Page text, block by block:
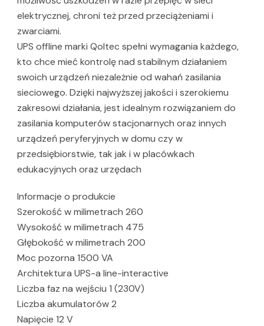
elektrycznej, chroni też przed przeciążeniami i
zwarciami.
UPS offline marki Qoltec spełni wymagania każdego,
kto chce mieć kontrolę nad stabilnym działaniem
swoich urządzeń niezależnie od wahań zasilania
sieciowego. Dzięki najwyższej jakości i szerokiemu
zakresowi działania, jest idealnym rozwiązaniem do
zasilania komputerów stacjonarnych oraz innych
urządzeń peryferyjnych w domu czy w
przedsiębiorstwie, tak jak i w placówkach
edukacyjnych oraz urzędach
Informacje o produkcie
Szerokość w milimetrach 260
Wysokość w milimetrach 475
Głębokość w milimetrach 200
Moc pozorna 1500 VA
Architektura UPS-a line-interactive
Liczba faz na wejściu 1 (230V)
Liczba akumulatorów 2
Napięcie 12 V